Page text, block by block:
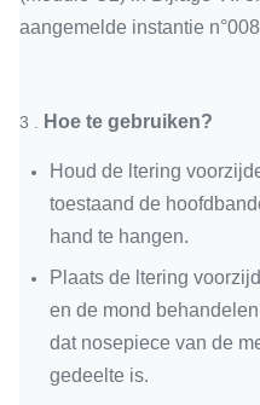
aangemelde instantie
3 . Hoe te gebruiken?
Houd de ltering
toestaand de
hand te hangen.
Plaats de ltering
en de mond
dat nosepiece van de
gedeelte is.